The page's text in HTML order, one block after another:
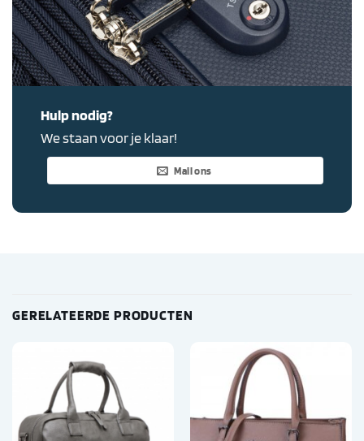
Hulp nodig?
We staan voor je klaar!
Mail ons
GERELATEERDE PRODUCTEN